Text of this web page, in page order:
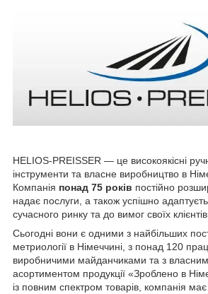
HELIOS-PREISSER — це високоякісні
інструменти та власне виробництво в
Компанія понад 75 років постійно
надає послуги, а також успішно
сучасного ринку та до вимог своїх
Сьогодні вони є одними з найбільших
метриології в Німеччині, з понад 120
виробничими майданчиками та з
асортиментом продукції «Зроблено в
із повним спектром товарів, компанія